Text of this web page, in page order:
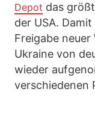
Depot das
der USA.
Freigabe
Ukraine von
wieder
verschiedenen